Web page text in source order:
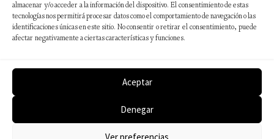
almacenar y/o acceder a la información del dispositivo. El consentimiento de estas
tecnologías nos permitirá procesar datos como el comportamiento de navegación o las
identificaciones únicas en este sitio. No consentir o retirar el consentimiento, puede
afectar negativamente a ciertas características y funciones.
Aceptar
Denegar
Ver preferencias
Aviso legal
Política de privacidad
Sostenibilidad ambiental
© 2026 Editorial Catedral
Web desarrollada por Wébico Editorial